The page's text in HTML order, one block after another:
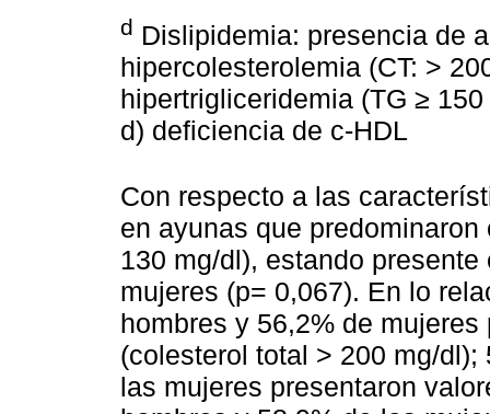
d Dislipidemia: presencia de
hipercolesterolemia (CT: >
hipertrigliceridemia (TG ≥
d) deficiencia de c-HDL
Con respecto a las
en ayunas que
130 mg/dl), estando
mujeres (p= 0,067). En lo
hombres y 56,2% de
(colesterol total > 200 mg/
las mujeres presentaron